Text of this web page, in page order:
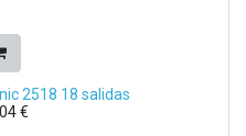
2518 18 salidas
€